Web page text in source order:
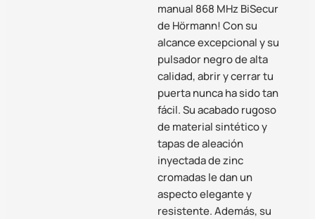
manual 868 MHz BiSecur
de Hörmann! Con su
alcance excepcional y su
pulsador negro de alta
calidad, abrir y cerrar tu
puerta nunca ha sido tan
fácil. Su acabado rugoso
de material sintético y
tapas de aleación
inyectada de zinc
cromadas le dan un
aspecto elegante y
resistente. Además, su